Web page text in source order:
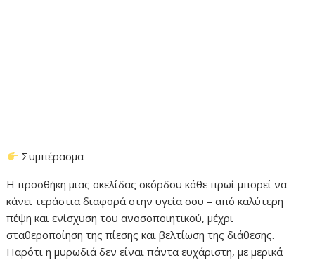
Συμπέρασμα
Η προσθήκη μιας σκελίδας σκόρδου κάθε πρωί μπορεί να
κάνει τεράστια διαφορά στην υγεία σου – από καλύτερη
πέψη και ενίσχυση του ανοσοποιητικού, μέχρι
σταθεροποίηση της πίεσης και βελτίωση της διάθεσης.
Παρότι η μυρωδιά δεν είναι πάντα ευχάριστη, με μερικά